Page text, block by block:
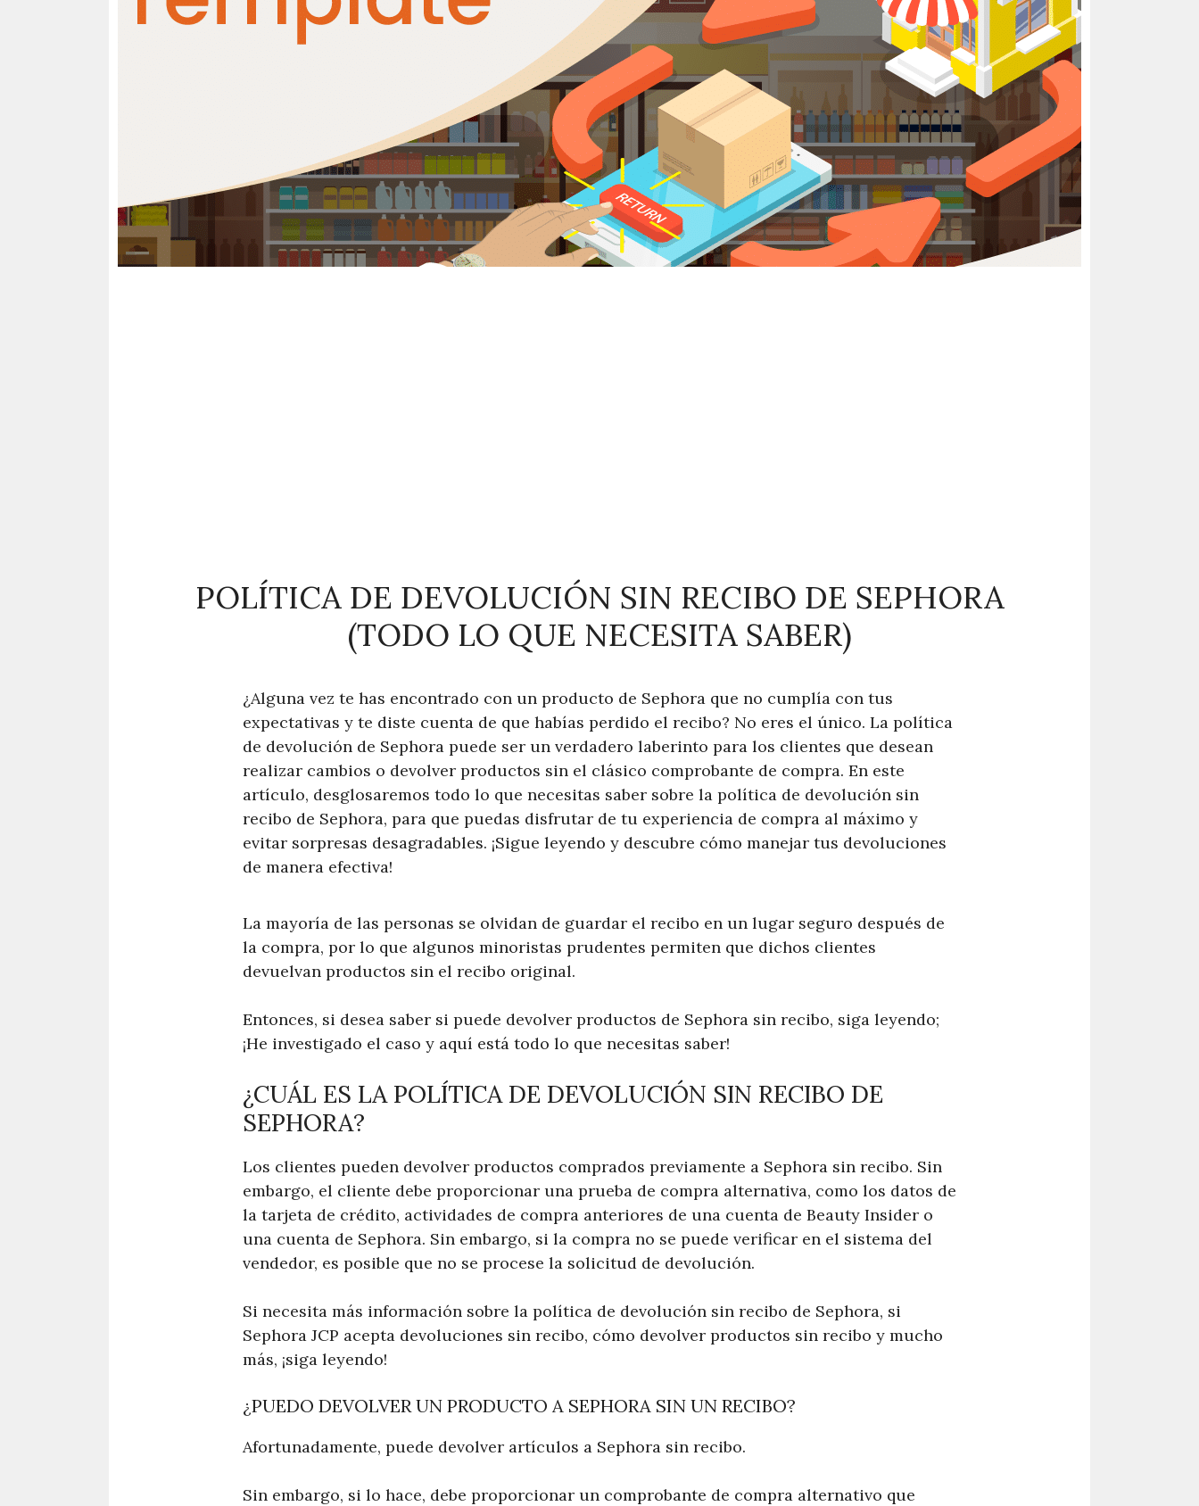
POLÍTICA DE DEVOLUCIÓN SIN RECIBO DE SEPHORA
(TODO LO QUE NECESITA SABER)
¿Alguna vez te has encontrado con un producto de Sephora que no cumplía con tus
expectativas y te diste cuenta de que habías perdido el recibo? No eres el único. La política
de devolución de Sephora puede ser un verdadero laberinto para los clientes que desean
realizar cambios o devolver productos sin el clásico comprobante de compra. En este
artículo, desglosaremos todo lo que necesitas saber sobre la política de devolución sin
recibo de Sephora, para que puedas disfrutar de tu experiencia de compra al máximo y
evitar sorpresas desagradables. ¡Sigue leyendo y descubre cómo manejar tus devoluciones
de manera efectiva!
La mayoría de las personas se olvidan de guardar el recibo en un lugar seguro después de
la compra, por lo que algunos minoristas prudentes permiten que dichos clientes
devuelvan productos sin el recibo original.
Entonces, si desea saber si puede devolver productos de Sephora sin recibo, siga leyendo;
¡He investigado el caso y aquí está todo lo que necesitas saber!
¿CUÁL ES LA POLÍTICA DE DEVOLUCIÓN SIN RECIBO DE
SEPHORA?
Los clientes pueden devolver productos comprados previamente a Sephora sin recibo. Sin
embargo, el cliente debe proporcionar una prueba de compra alternativa, como los datos de
la tarjeta de crédito, actividades de compra anteriores de una cuenta de Beauty Insider o
una cuenta de Sephora. Sin embargo, si la compra no se puede verificar en el sistema del
vendedor, es posible que no se procese la solicitud de devolución.
Si necesita más información sobre la política de devolución sin recibo de Sephora, si
Sephora JCP acepta devoluciones sin recibo, cómo devolver productos sin recibo y mucho
más, ¡siga leyendo!
¿PUEDO DEVOLVER UN PRODUCTO A SEPHORA SIN UN RECIBO?
Afortunadamente, puede devolver artículos a Sephora sin recibo.
Sin embargo, si lo hace, debe proporcionar un comprobante de compra alternativo que